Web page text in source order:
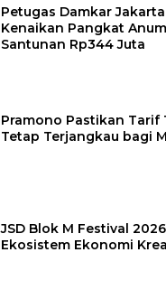
Petugas Damkar
Kenaikan Pangkat
Santunan Rp344 Juta
Pramono Pastikan Tarif
Tetap Terjangkau bagi
JSD Blok M Festival
Ekosistem Ekonomi